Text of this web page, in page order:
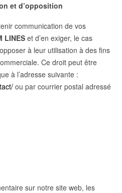
et d’opposition
communication de vos
LINES et d’en exiger, le cas
à leur utilisation à des fins
Ce droit peut être
à l’adresse suivante :
ou par courrier postal adressé
sur notre site web, les